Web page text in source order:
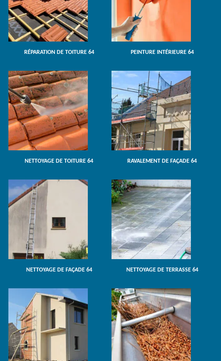
RÉPARATION DE TOITURE 64 PEINTURE INTÉRIEURE 64
NETTOYAGE DE TOITURE 64 RAVALEMENT DE FAÇADE 64
NETTOYAGE DE FAÇADE 64 NETTOYAGE DE TERRASSE 64